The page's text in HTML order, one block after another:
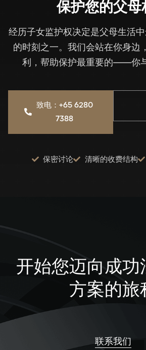
保护您的父母
经历子女监护权决定是父母生活
的时刻之一。我们会站在你身边
利，帮助保护最重要的——你
致电：+65 6280
7388
保密讨论 清晰的收费结构
开始您迈向成功
方案的旅
联系我们